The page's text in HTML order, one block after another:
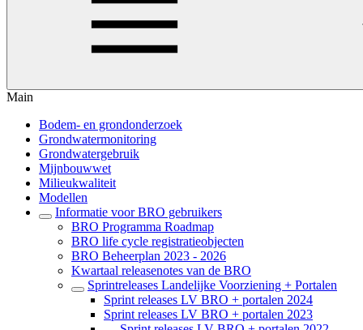
Main
Bodem- en grondonderzoek
Grondwatermonitoring
Grondwatergebruik
Mijnbouwwet
Milieukwaliteit
Modellen
Informatie voor BRO gebruikers
BRO Programma Roadmap
BRO life cycle registratieobjecten
BRO Beheerplan 2023 - 2026
Kwartaal releasenotes van de BRO
Sprintreleases Landelijke Voorziening + Portalen
Sprint releases LV BRO + portalen 2024
Sprint releases LV BRO + portalen 2023